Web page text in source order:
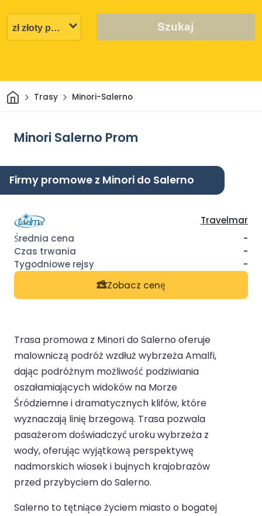
Szukaj
DomTrasy Minori-Salerno
Minori Salerno Prom
Firmy promowe z Minori do Salerno
Travelmar
-
-
-
Zobacz cenę
Trasa promowa z Minori do Salerno oferuje
malowniczą podróż wzdłuż wybrzeża Amalfi,
dając podróżnym możliwość podziwiania
oszałamiających widoków na Morze
Śródziemne i dramatycznych klifów, które
wyznaczają linię brzegową. Trasa pozwala
pasażerom doświadczyć uroku wybrzeża z
wody, oferując wyjątkową perspektywę
nadmorskich wiosek i bujnych krajobrazów
przed przybyciem do Salerno.
Salerno to tętniące życiem miasto o bogatej